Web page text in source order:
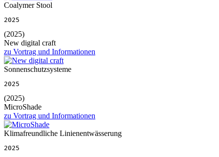
Coalymer Stool
2025
(2025)
New digital craft
zu Vortrag und Informationen
Sonnenschutzsysteme
2025
(2025)
MicroShade
zu Vortrag und Informationen
Klimafreundliche Linienentwässerung
2025